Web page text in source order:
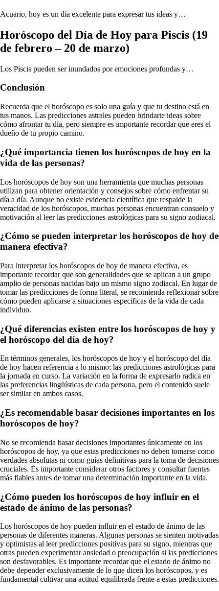
Acuario, hoy es un día excelente para expresar tus ideas y…
Horóscopo del Día de Hoy para Piscis (19
de febrero – 20 de marzo)
Los Piscis pueden ser inundados por emociones profundas y…
Conclusión
Recuerda que el horóscopo es solo una guía y que tu destino está en
tus manos. Las predicciones astrales pueden brindarte ideas sobre
cómo afrontar tu día, pero siempre es importante recordar que eres el
dueño de tu propio camino.
¿Qué importancia tienen los horóscopos de hoy en la
vida de las personas?
Los horóscopos de hoy son una herramienta que muchas personas
utilizan para obtener orientación y consejos sobre cómo enfrentar su
día a día. Aunque no existe evidencia científica que respalde la
veracidad de los horóscopos, muchas personas encuentran consuelo y
motivación al leer las predicciones astrológicas para su signo zodiacal.
¿Cómo se pueden interpretar los horóscopos de hoy de
manera efectiva?
Para interpretar los horóscopos de hoy de manera efectiva, es
importante recordar que son generalidades que se aplican a un grupo
amplio de personas nacidas bajo un mismo signo zodiacal. En lugar de
tomar las predicciones de forma literal, se recomienda reflexionar sobre
cómo pueden aplicarse a situaciones específicas de la vida de cada
individuo.
¿Qué diferencias existen entre los horóscopos de hoy y
el horóscopo del día de hoy?
En términos generales, los horóscopos de hoy y el horóscopo del día
de hoy hacen referencia a lo mismo: las predicciones astrológicas para
la jornada en curso. La variación en la forma de expresarlo radica en
las preferencias lingüísticas de cada persona, pero el contenido suele
ser similar en ambos casos.
¿Es recomendable basar decisiones importantes en los
horóscopos de hoy?
No se recomienda basar decisiones importantes únicamente en los
horóscopos de hoy, ya que estas predicciones no deben tomarse como
verdades absolutas ni como guías definitivas para la toma de decisiones
cruciales. Es importante considerar otros factores y consultar fuentes
más fiables antes de tomar una determinación importante en la vida.
¿Cómo pueden los horóscopos de hoy influir en el
estado de ánimo de las personas?
Los horóscopos de hoy pueden influir en el estado de ánimo de las
personas de diferentes maneras. Algunas personas se sienten motivadas
y optimistas al leer predicciones positivas para su signo, mientras que
otras pueden experimentar ansiedad o preocupación si las predicciones
son desfavorables. Es importante recordar que el estado de ánimo no
debe depender exclusivamente de lo que dicen los horóscopos, y es
fundamental cultivar una actitud equilibrada frente a estas predicciones.